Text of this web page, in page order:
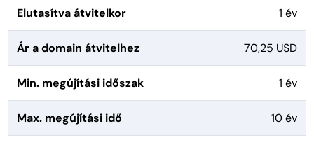
Elutasítva átvitelkor 1 év
Ár a domain átvitelhez 70,25 USD
Min. megújítási időszak 1 év
Max. megújítási idő 10 év